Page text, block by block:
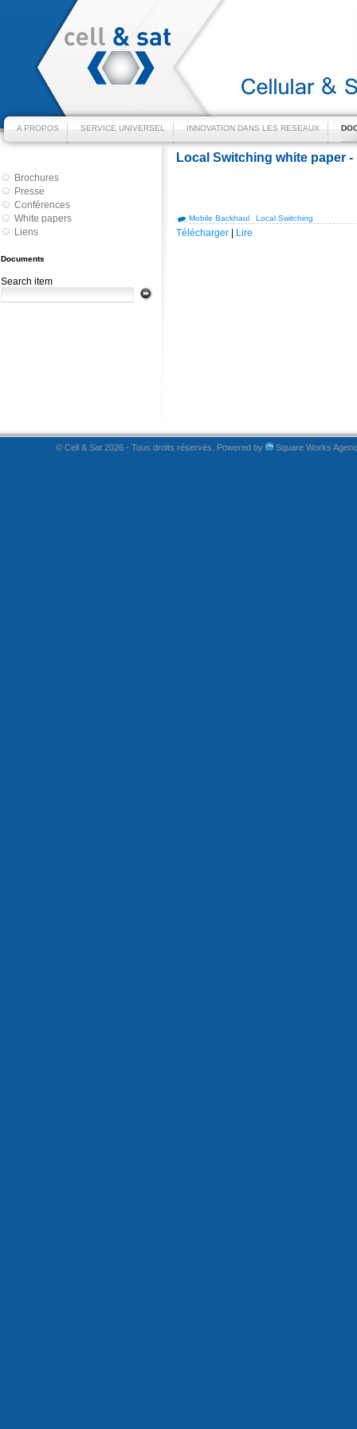
A PROPOS SERVICE UNIVERSEL INNOVATION DANS LES RESEAUX
Brochures
Presse
Conférences
White papers
Liens
Documents
Search item
Local Switching white paper -
Mobile Backhaul Local Switching
Télécharger Lire
© Cell & Sat 2026 - Tous droits réservés. Powered by Square Works